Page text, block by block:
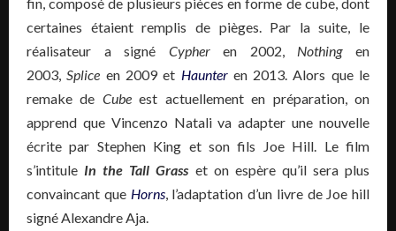
certaines étaient remplis de pièges. Par la suite, le
réalisateur a signé Cypheren 2002, Nothingen
2003,Splice en 2009 et Haunter en 2013. Alors que le
remake de Cubeest actuellement en préparation, on
apprend que Vincenzo Natali va adapter une nouvelle
écrite par Stephen King et son fils Joe Hill. Le film
s’intitule In the Tall Grass et on espère qu’il sera plus
convaincant que Horns, l’adaptation d’un livre de Joe hill
signé Alexandre Aja.